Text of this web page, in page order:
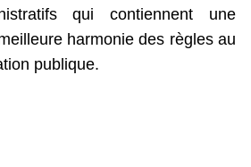
qui contiennent une
harmonie des règles au
publique.